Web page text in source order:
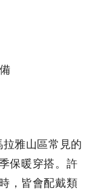
雅山區常見的
保暖穿搭。許
，皆會配戴類